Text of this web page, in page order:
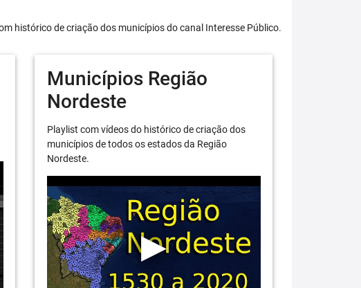
histórico de criação dos municípios do canal Interesse Público.
Municípios Região
Nordeste
Playlist com vídeos do histórico de criação dos
municípios de todos os estados da Região
Nordeste.